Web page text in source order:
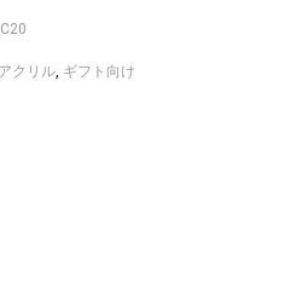
クリル, ギフト向け